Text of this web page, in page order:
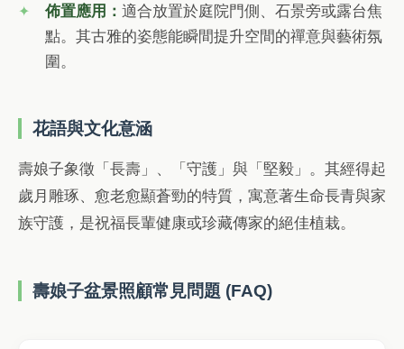
佈置應用：適合放置於庭院門側、石景旁或露台焦
點。其古雅的姿態能瞬間提升空間的禪意與藝術氛
圍。
花語與文化意涵
壽娘子象徵「長壽」、「守護」與「堅毅」。其經得起
歲月雕琢、愈老愈顯蒼勁的特質，寓意著生命長青與家
族守護，是祝福長輩健康或珍藏傳家的絕佳植栽。
壽娘子盆景照顧常見問題 (FAQ)